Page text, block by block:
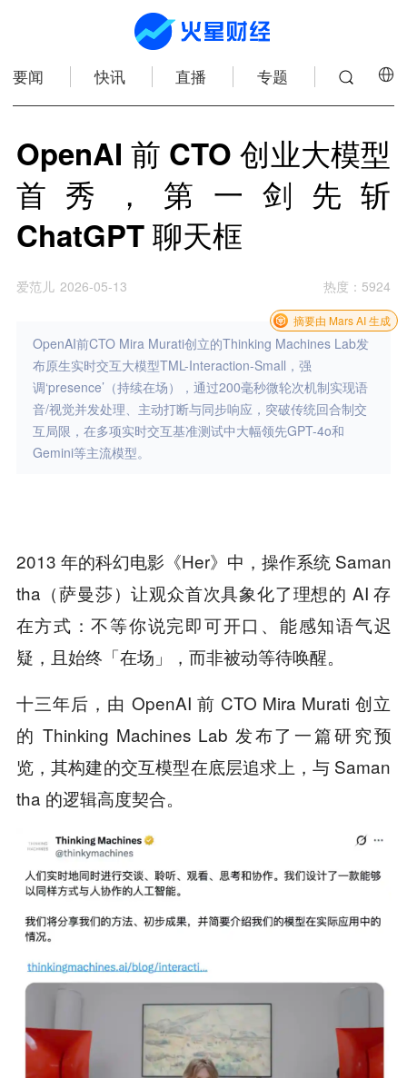
要闻 快讯 直播 专题
OpenAI 前 CTO 创业大模型
首秀，第一剑先斩
ChatGPT 聊天框
爱范儿 2026-05-13 热度 ： 5924
OpenAI前CTO Mira Murati创立的Thinking Machines Lab发
布原生实时交互大模型TML-Interaction-Small，强
调‘presence’（持续在场），通过200毫秒微轮次机制实现语
音/视觉并发处理、主动打断与同步响应，突破传统回合制交
互局限，在多项实时交互基准测试中大幅领先GPT-4o和
Gemini等主流模型。
摘要由 Mars AI 生成
2013 年的科幻电影《Her》中，操作系统 Saman
tha（萨曼莎）让观众首次具象化了理想的 AI 存
在方式：不等你说完即可开口、能感知语气迟
疑，且始终「在场」，而非被动等待唤醒。
十三年后，由 OpenAI 前 CTO Mira Murati 创立
的 Thinking Machines Lab 发布了一篇研究预
览，其构建的交互模型在底层追求上，与 Saman
tha 的逻辑高度契合。